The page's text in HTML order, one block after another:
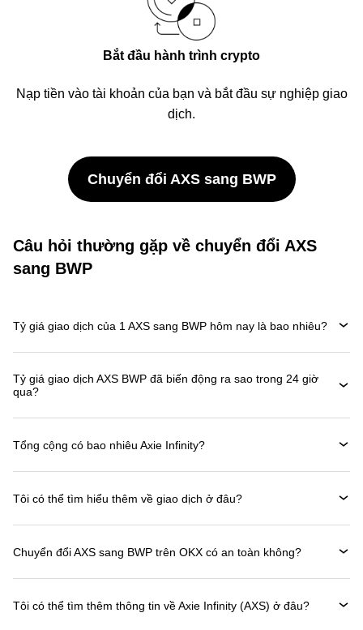
Bắt đầu hành trình crypto
Nạp tiền vào tài khoản của bạn và bắt đầu sự nghiệp giao
dịch.
Chuyển đổi AXS sang BWP
Câu hỏi thường gặp về chuyển đổi AXS
sang BWP
Tỷ giá giao dịch của 1 AXS sang BWP hôm nay là bao nhiêu?
Tỷ giá giao dịch AXS BWP đã biến động ra sao trong 24 giờ
qua?
Tổng cộng có bao nhiêu Axie Infinity?
Tôi có thể tìm hiểu thêm về giao dịch ở đâu?
Chuyển đổi AXS sang BWP trên OKX có an toàn không?
Tôi có thể tìm thêm thông tin về Axie Infinity (AXS) ở đâu?